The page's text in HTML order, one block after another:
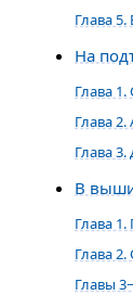
Глава
На
Глава
Глава 2.
Глава
В
Глава
Глава
Главы